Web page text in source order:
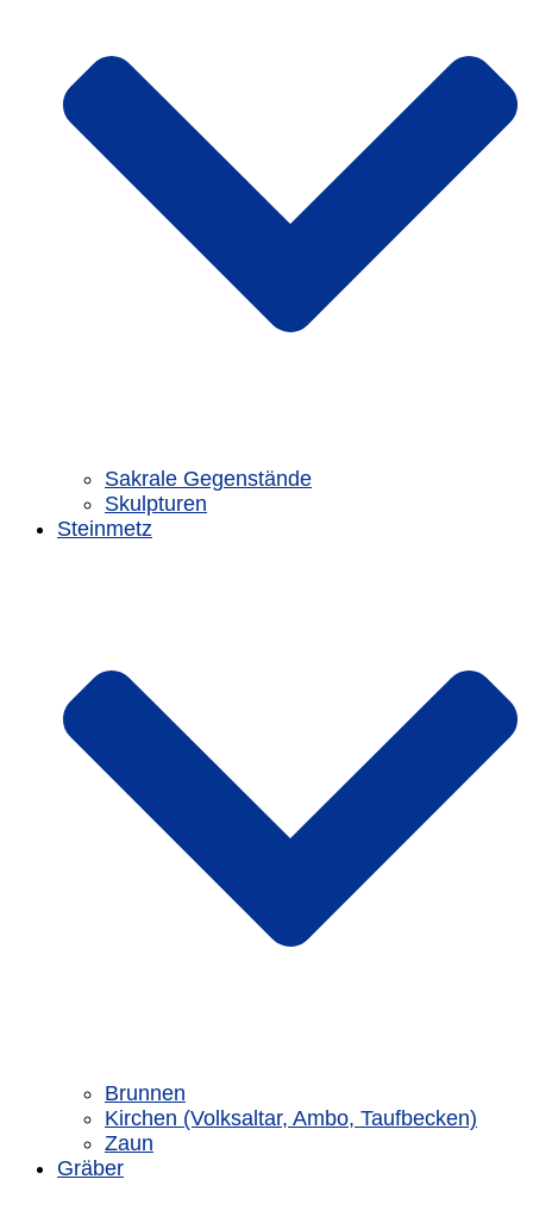
Sakrale Gegenstände
Skulpturen
Steinmetz
Brunnen
Kirchen (Volksaltar, Ambo, Taufbecken)
Zaun
Gräber